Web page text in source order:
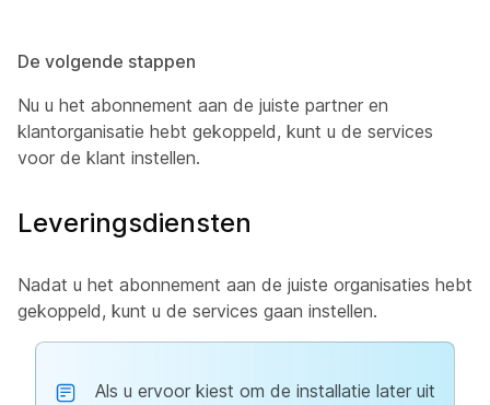
De volgende stappen
Nu u het abonnement aan de juiste partner en
klantorganisatie hebt gekoppeld, kunt u de services
voor de klant instellen.
Leveringsdiensten
Nadat u het abonnement aan de juiste organisaties hebt
gekoppeld, kunt u de services gaan instellen.
Als u ervoor kiest om de installatie later uit